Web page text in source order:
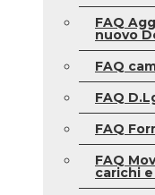
FAQ
nuovo
FAQ
FAQ
FAQ
FAQ
carichi